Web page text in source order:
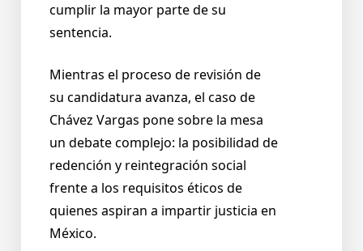
cumplir la mayor parte de su
sentencia.
Mientras el proceso de revisión de
su candidatura avanza, el caso de
Chávez Vargas pone sobre la mesa
un debate complejo: la posibilidad de
redención y reintegración social
frente a los requisitos éticos de
quienes aspiran a impartir justicia en
México.